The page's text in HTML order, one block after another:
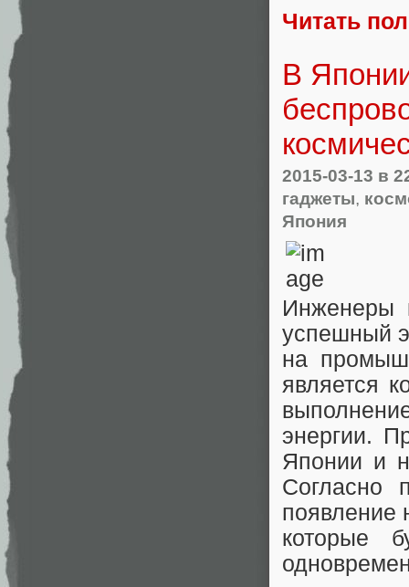
Читать
В
2015-03-13 в
гаджеты,
Япония
Инженеры
успешный
на
является
энергии.
Японии и
Согласно
появление
которые